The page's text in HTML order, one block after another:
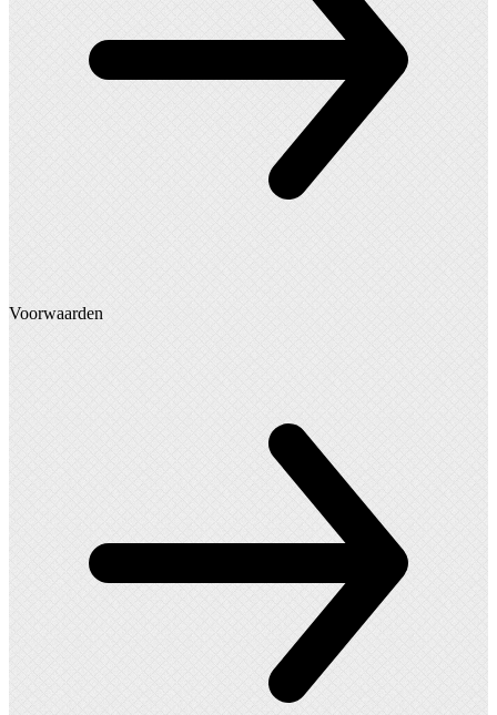
Voorwaarden